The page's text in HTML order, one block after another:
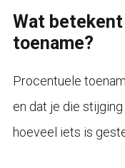
Wat
toename?
Procentuele
en dat je die
hoeveel iets is